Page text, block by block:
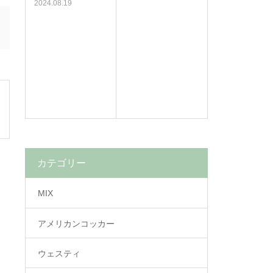
2024.08.19
カテゴリー
MIX
アメリカンコッカー
ウェスティ